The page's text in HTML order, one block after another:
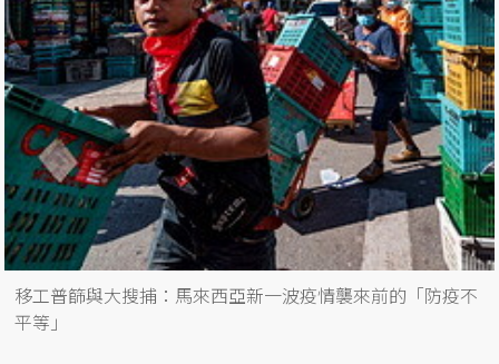
移工普篩與大搜捕：馬來西亞新一波疫情襲來前的「防疫不
平等」